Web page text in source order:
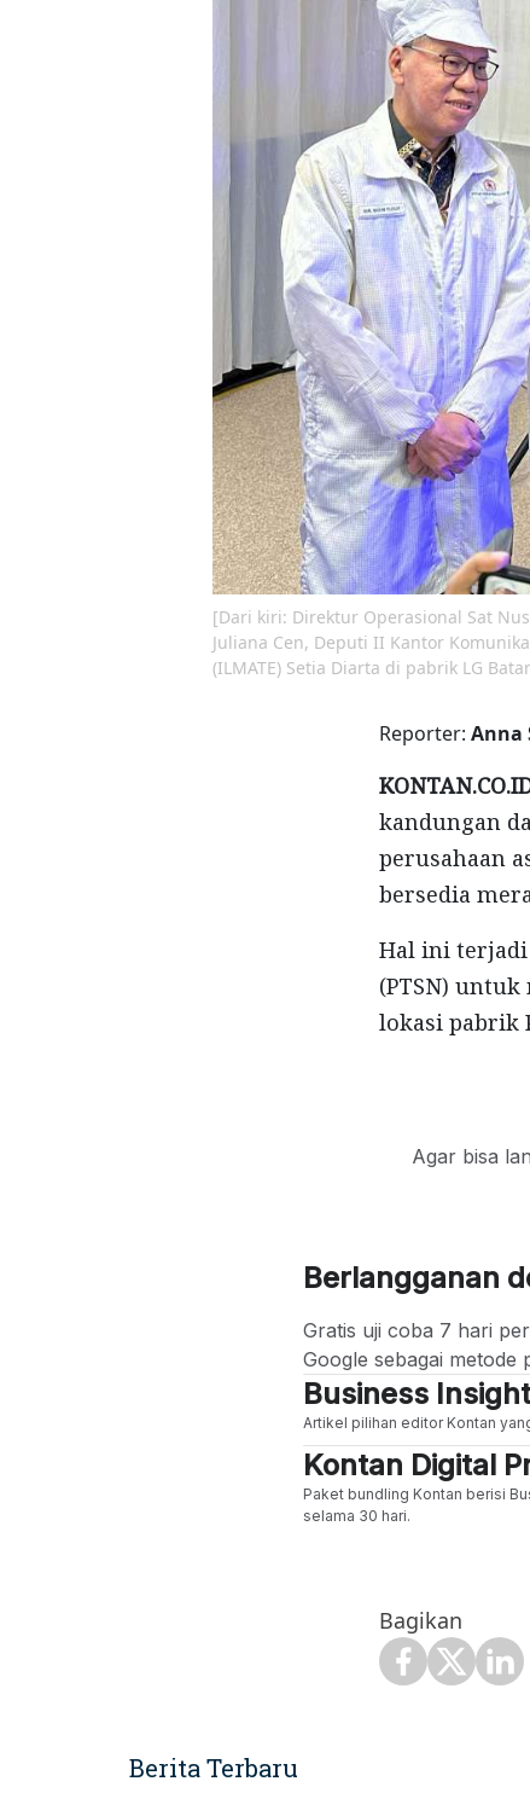
[Dari kiri: Direktur Operasional Sat
Juliana Cen, Deputi II Kantor
(ILMATE) Setia Diarta di pabrik LG
Reporter: Anna
kandungan
perusahaan
bersedia
Hal ini terjadi
(PTSN)
lokasi pabrik
Agar bisa
Berlangganan
Gratis uji coba 7 hari
Google sebagai metode
Business Insight
Artikel pilihan editor Kontan
Kontan Digital
Paket bundling Kontan berisi
selama 30 hari.
Bagikan
Berita Terbaru